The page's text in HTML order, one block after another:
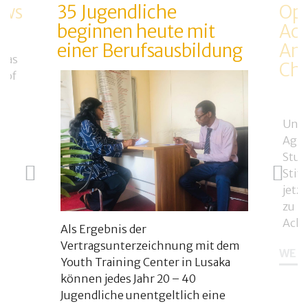
of
35 Jugendliche
beginnen heute mit
einer Berufsausbildung
Als Ergebnis der
Vertragsunterzeichnung mit dem
Youth Training Center in Lusaka
können jedes Jahr 20 – 40
Jugendliche unentgeltlich eine
zu